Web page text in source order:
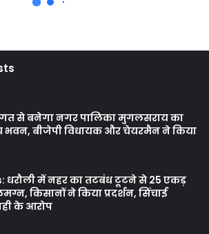
से बनेगा नगर पालिका मुगलसराय का
भवन, बीजेपी विधायक और चेयरमैन ने किया
धरौली में नहर का तटबंध टूटने से 25 एकड़
किसानों ने किया प्रदर्शन, सिंचाई
के आरोप